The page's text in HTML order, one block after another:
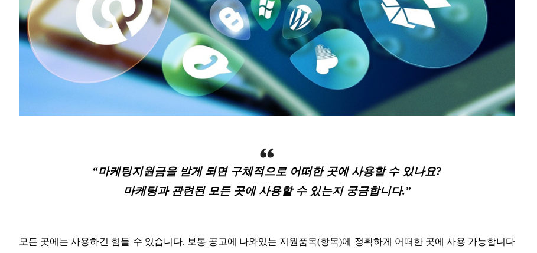
“마케팅지원금을 받게 되면 구체적으로 어떠한 곳에 사용할 수 있나요?
마케팅과 관련된 모든 곳에 사용할 수 있는지 궁금합니다.”
모든 곳에는 사용하긴 힘들 수 있습니다. 보통 공고에 나와있는 지원품목(항목)에 정확하게 어떠한 곳에 사용 가능합니다